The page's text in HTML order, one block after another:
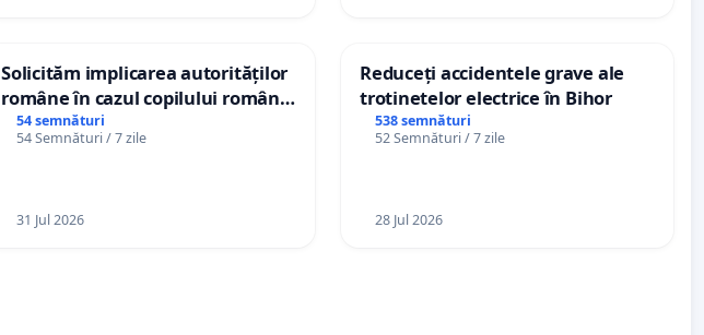
Solicităm implicarea autorităților
române în cazul copilului român
Wiliam Kristian Gheorghe, aflat în
plasament în Danemarca de 12
54 semnături
54 Semnături / 7 zile
31 Jul 2026
Reduceți accidentele grave ale
trotinetelor electrice în Bihor
538 semnături
52 Semnături / 7 zile
28 Jul 2026